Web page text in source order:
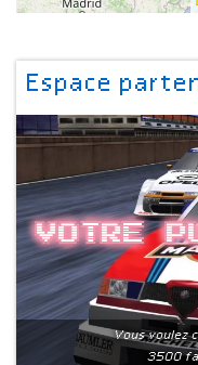
Espace
Votre
Vous voulez
3500